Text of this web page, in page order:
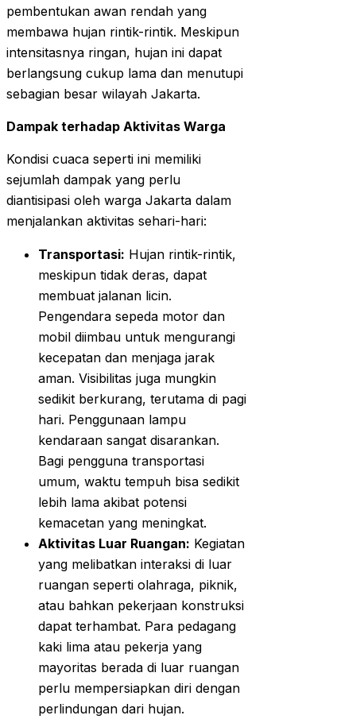
pembentukan awan rendah yang
membawa hujan rintik-rintik. Meskipun
intensitasnya ringan, hujan ini dapat
berlangsung cukup lama dan menutupi
sebagian besar wilayah Jakarta.
Dampak terhadap Aktivitas Warga
Kondisi cuaca seperti ini memiliki
sejumlah dampak yang perlu
diantisipasi oleh warga Jakarta dalam
menjalankan aktivitas sehari-hari:
Transportasi: Hujan rintik-rintik,
meskipun tidak deras, dapat
membuat jalanan licin.
Pengendara sepeda motor dan
mobil diimbau untuk mengurangi
kecepatan dan menjaga jarak
aman. Visibilitas juga mungkin
sedikit berkurang, terutama di pagi
hari. Penggunaan lampu
kendaraan sangat disarankan.
Bagi pengguna transportasi
umum, waktu tempuh bisa sedikit
lebih lama akibat potensi
kemacetan yang meningkat.
Aktivitas Luar Ruangan: Kegiatan
yang melibatkan interaksi di luar
ruangan seperti olahraga, piknik,
atau bahkan pekerjaan konstruksi
dapat terhambat. Para pedagang
kaki lima atau pekerja yang
mayoritas berada di luar ruangan
perlu mempersiapkan diri dengan
perlindungan dari hujan.